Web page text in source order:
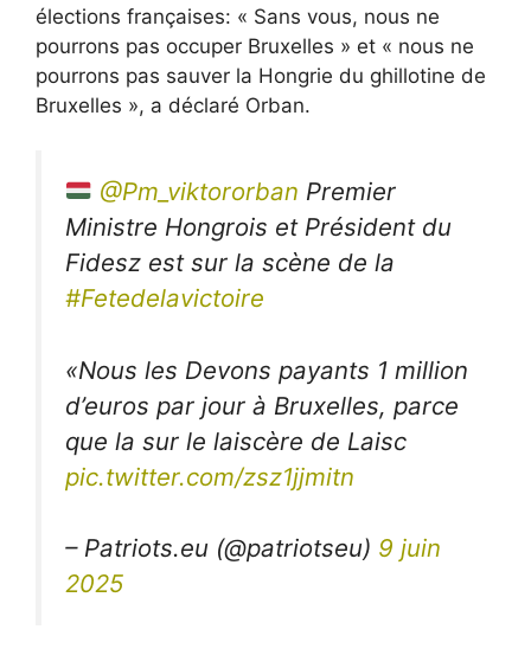
élections françaises: « Sans vous, nous ne
pourrons pas occuper Bruxelles » et « nous ne
pourrons pas sauver la Hongrie du ghillotine de
Bruxelles », a déclaré Orban.
@Pm_viktororban Premier
Ministre Hongrois et Président du
Fidesz est sur la scène de la
#Fetedelavictoire
«Nous les Devons payants 1 million
d’euros par jour à Bruxelles, parce
que la sur le laiscère de Laisc
pic.twitter.com/zsz1jjmitn
– Patriots.eu (@patriotseu) 9 juin
2025